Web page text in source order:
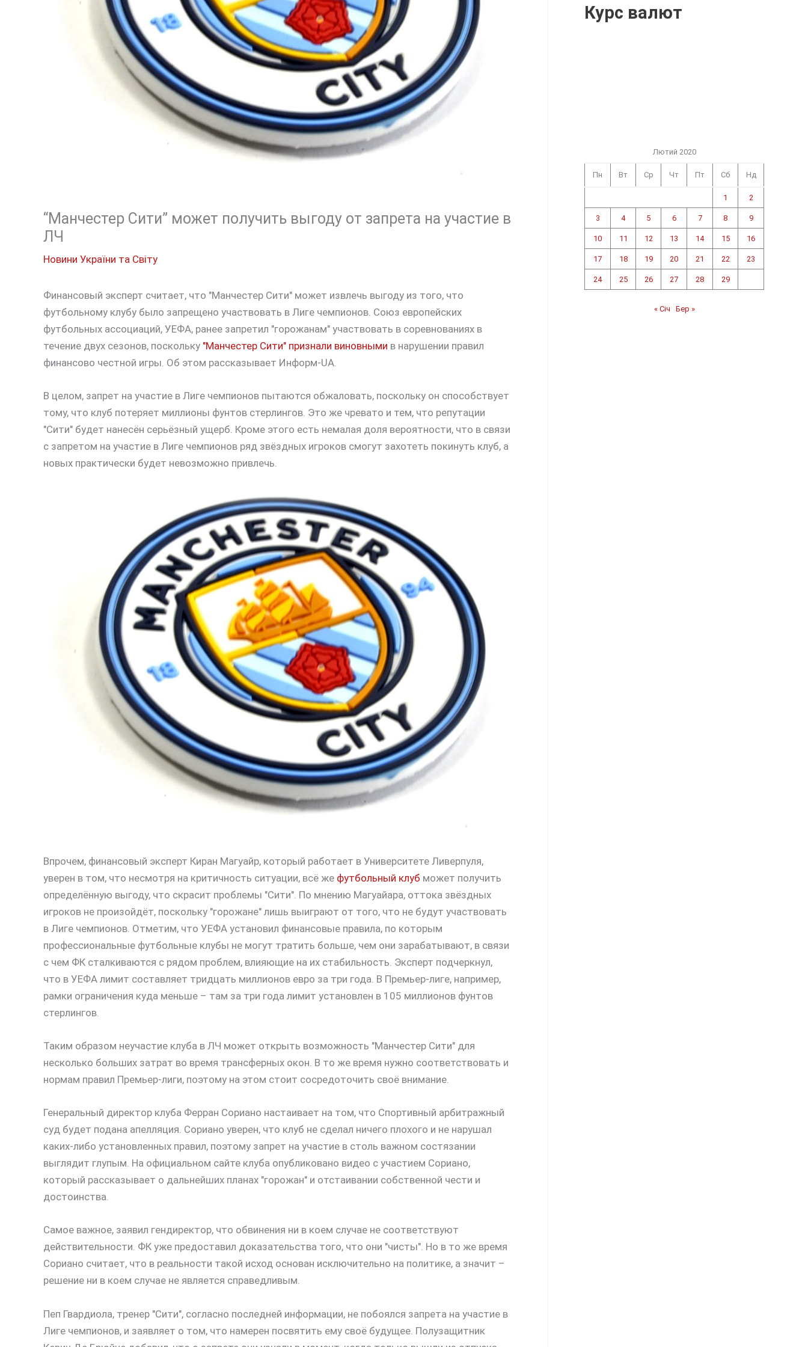
“Манчестер Сити” может получить выгоду от запрета на участие в
ЛЧ
Новини України та Світу
Финансовый эксперт считает, что "Манчестер Сити" может извлечь выгоду из того, что
футбольному клубу было запрещено участвовать в Лиге чемпионов. Союз европейских
футбольных ассоциаций, УЕФА, ранее запретил "горожанам" участвовать в соревнованиях в
течение двух сезонов, поскольку "Манчестер Сити" признали виновными в нарушении правил
финансово честной игры. Об этом рассказывает Информ-UA.
В целом, запрет на участие в Лиге чемпионов пытаются обжаловать, поскольку он способствует
тому, что клуб потеряет миллионы фунтов стерлингов. Это же чревато и тем, что репутации
"Сити" будет нанесён серьёзный ущерб. Кроме этого есть немалая доля вероятности, что в связи
с запретом на участие в Лиге чемпионов ряд звёздных игроков смогут захотеть покинуть клуб, а
новых практически будет невозможно привлечь.
Впрочем, финансовый эксперт Киран Магуайр, который работает в Университете Ливерпуля,
уверен в том, что несмотря на критичность ситуации, всё же футбольный клуб может получить
определённую выгоду, что скрасит проблемы "Сити". По мнению Магуайара, оттока звёздных
игроков не произойдёт, поскольку "горожане" лишь выиграют от того, что не будут участвовать
в Лиге чемпионов. Отметим, что УЕФА установил финансовые правила, по которым
профессиональные футбольные клубы не могут тратить больше, чем они зарабатывают, в связи
с чем ФК сталкиваются с рядом проблем, влияющие на их стабильность. Эксперт подчеркнул,
что в УЕФА лимит составляет тридцать миллионов евро за три года. В Премьер-лиге, например,
рамки ограничения куда меньше – там за три года лимит установлен в 105 миллионов фунтов
стерлингов.
Таким образом неучастие клуба в ЛЧ может открыть возможность "Манчестер Сити" для
несколько больших затрат во время трансферных окон. В то же время нужно соответствовать и
нормам правил Премьер-лиги, поэтому на этом стоит сосредоточить своё внимание.
Генеральный директор клуба Ферран Сориано настаивает на том, что Спортивный арбитражный
суд будет подана апелляция. Сориано уверен, что клуб не сделал ничего плохого и не нарушал
каких-либо установленных правил, поэтому запрет на участие в столь важном состязании
выглядит глупым. На официальном сайте клуба опубликовано видео с участием Сориано,
который рассказывает о дальнейших планах "горожан" и отстаивании собственной чести и
достоинства.
Самое важное, заявил гендиректор, что обвинения ни в коем случае не соответствуют
действительности. ФК уже предоставил доказательства того, что они "чисты". Но в то же время
Сориано считает, что в реальности такой исход основан исключительно на политике, а значит –
решение ни в коем случае не является справедливым.
Пеп Гвардиола, тренер "Сити", согласно последней информации, не побоялся запрета на участие в
Лиге чемпионов, и заявляет о том, что намерен посвятить ему своё будущее. Полузащитник
Курс валют
Лютий 2020
Пн Вт Ср Чт Пт Сб Нд
1 2
3 4 5 6 7 8 9
10 11 12 13 14 15 16
17 18 19 20 21 22 23
24 25 26 27 28 29
« Січ Бер »